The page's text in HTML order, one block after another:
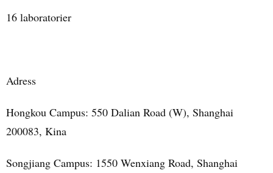
16 laboratorier
Adress
Hongkou Campus: 550 Dalian Road (W), Shanghai
200083, Kina
Songjiang Campus: 1550 Wenxiang Road, Shanghai